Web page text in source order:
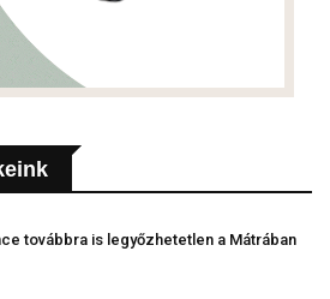
továbbra is legyőzhetetlen a Mátrában